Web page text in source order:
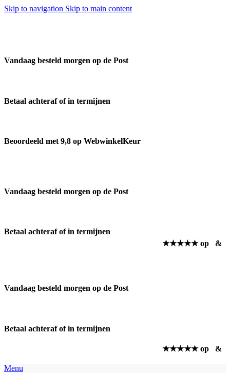
Skip to navigation Skip to main content
Vandaag besteld morgen op de Post
Betaal achteraf of in termijnen
Beoordeeld met 9,8 op WebwinkelKeur
Vandaag besteld morgen op de Post
Betaal achteraf of in termijnen
★★★★★ op
&
Vandaag besteld morgen op de Post
Betaal achteraf of in termijnen
★★★★★ op &
Menu